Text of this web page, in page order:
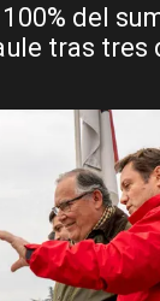
del
tras tres